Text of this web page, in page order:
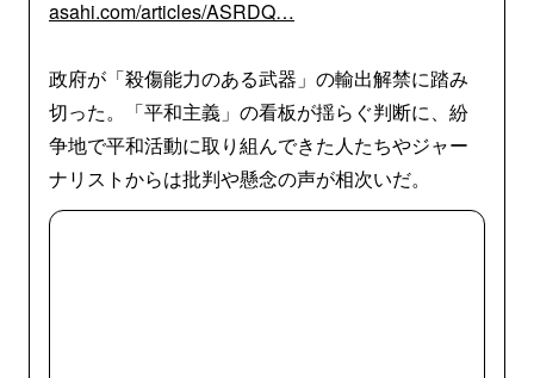
asahi.com/articles/ASRDQ…
政府が「殺傷能力のある武器」の輸出解禁に踏み
切った。「平和主義」の看板が揺らぐ判断に、紛
争地で平和活動に取り組んできた人たちやジャー
ナリストからは批判や懸念の声が相次いだ。